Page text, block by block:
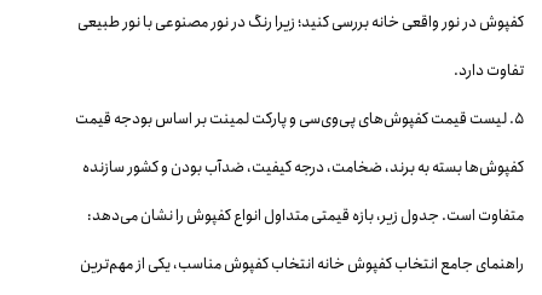
کفپوش در نور واقعی خانه بررسی کنید؛ زیرا رنگ در نور مصنوعی با نور طبیعی
تفاوت دارد.
۵. لیست قیمت کفپوش‌های پی‌وی‌سی و پارکت لمینت بر اساس بودجه قیمت
کفپوش‌ها بسته به برند، ضخامت، درجه کیفیت، ضدآب بودن و کشور سازنده
متفاوت است. جدول زیر، بازه قیمتی متداول انواع کفپوش را نشان می‌دهد:
راهنمای جامع انتخاب کفپوش خانه انتخاب کفپوش مناسب، یکی از مهم‌ترین